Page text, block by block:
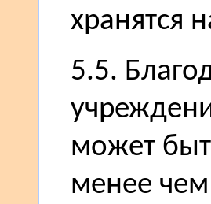
хранятся
5.5.
может
менее